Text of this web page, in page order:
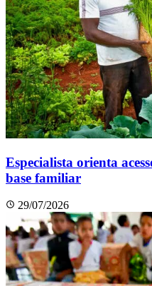
Especialista orienta
base familiar
29/07/2026